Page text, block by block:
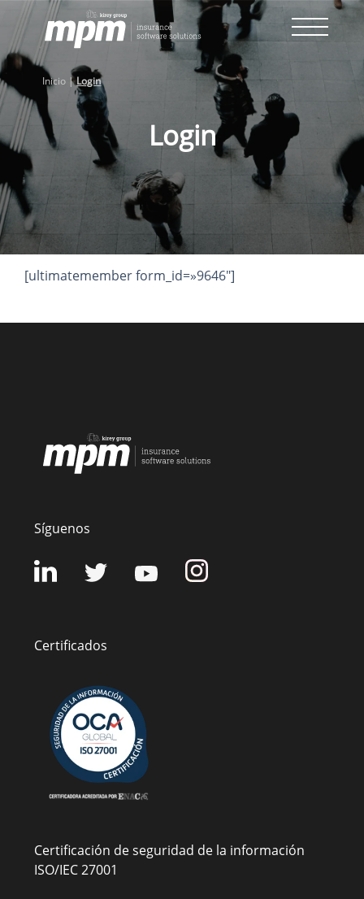
Skip
content
Inicio |Login
Login
[ultimatemember form_id=»9646″]
Síguenos
Certificados
Certificación de seguridad de la información
ISO/IEC 27001